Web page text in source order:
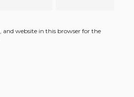
and website in this browser for the